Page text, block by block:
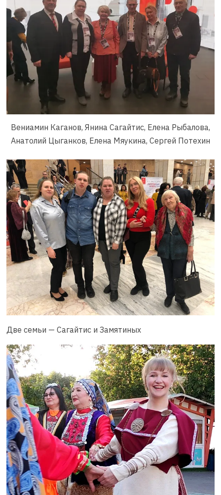
Вениамин Каганов, Янина Сагайтис, Елена Рыбалова,
Анатолий Цыганков, Елена Мяукина, Сергей Потехин
Две семьи — Сагайтис и Замятиных